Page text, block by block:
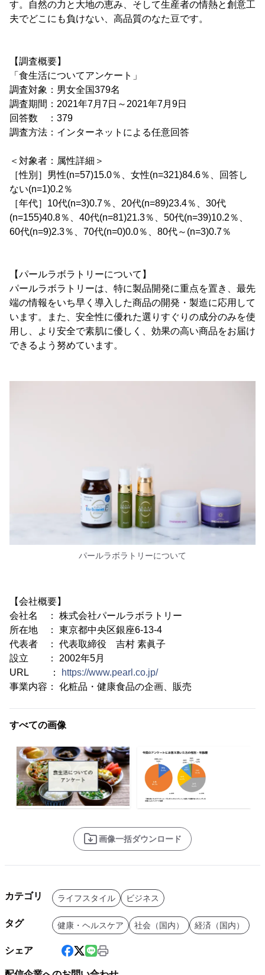
す。自然の力と大地の恵み、そして生産者の情熱と創意工
夫でどこにも負けない、高品質のなた豆です。
【調査概要】
「食生活についてアンケート」
調査対象：男女全国379名
調査期間：2021年7月7日～2021年7月9日
回答数 ：379
調査方法：インターネットによる任意回答
＜対象者：属性詳細＞
［性別］男性(n=57)15.0％、女性(n=321)84.6％、回答し
ない(n=1)0.2％
［年代］10代(n=3)0.7％、20代(n=89)23.4％、30代
(n=155)40.8％、40代(n=81)21.3％、50代(n=39)10.2％、
60代(n=9)2.3％、70代(n=0)0.0％、80代～(n=3)0.7％
【パールラボラトリーについて】
パールラボラトリーは、特に製品開発に重点を置き、最先
端の情報をいち早く導入した商品の開発・製造に応用して
います。また、安全性に優れた選りすぐりの成分のみを使
用し、より安全で素肌に優しく、効果の高い商品をお届け
できるよう努めています。
パールラボラトリーについて
【会社概要】
会社名 ： 株式会社パールラボラトリー
所在地 ： 東京都中央区銀座6-13-4
代表者 ： 代表取締役 吉村 素眞子
設立 ： 2002年5月
URL ：
https://www.pearl.co.jp/
事業内容： 化粧品・健康食品の企画、販売
すべての画像
画像一括ダウンロード
カテゴリ ライフスタイル ビジネス
タグ 健康・ヘルスケア 社会（国内） 経済（国内）
シェア